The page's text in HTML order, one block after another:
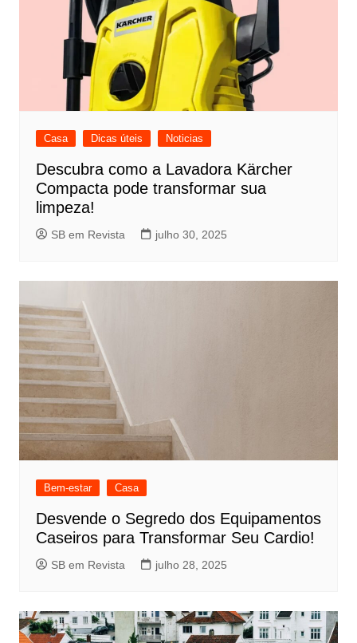
Casa Dicas úteis Noticias
Descubra como a Lavadora Kärcher
Compacta pode transformar sua
limpeza!
SB em Revista julho 30, 2025
Bem-estar Casa
Desvende o Segredo dos Equipamentos
Caseiros para Transformar Seu Cardio!
SB em Revista julho 28, 2025